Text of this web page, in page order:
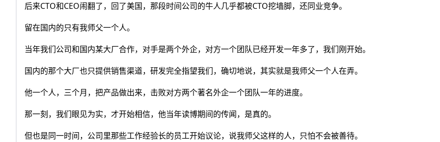
后来CTO和CEO闹翻了，回了美国，那段时间公司的牛人几乎都被CTO挖墙脚，还同业竞争。
留在国内的只有我师父一个人。
当年我们公司和国内某大厂合作，对手是两个外企，对方一个团队已经开发一年多了，我们刚开始。
国内的那个大厂也只提供销售渠道，研发完全指望我们，确切地说，其实就是我师父一个人在弄。
他一个人，三个月，把产品做出来，击败对方两个著名外企一个团队一年的进度。
那一刻，我们眼见为实，才开始相信，他当年读博期间的传闻，是真的。
但也是同一时间，公司里那些工作经验长的员工开始议论，说我师父这样的人，只怕不会被善待。